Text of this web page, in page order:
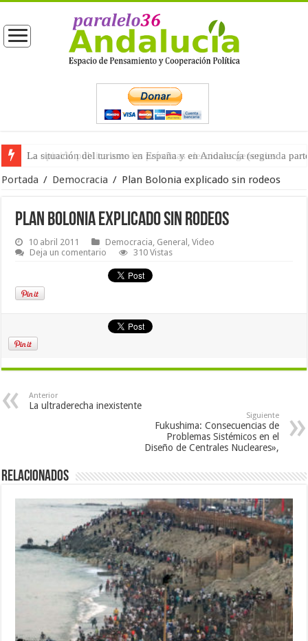
La situación del turismo en España y en Andalucía (segunda
Portada / Democracia / Plan Bolonia explicado sin rodeos
Plan Bolonia explicado sin rodeos
10 abril 2011 Democracia, General ,Video
Deja un comentario
310 Vistas
Anterior
La ultraderecha inexistente
Siguiente
Fukushima: Consecuencias de
Problemas Sistémicos en el
Diseño de Centrales Nucleares»,
Relacionados